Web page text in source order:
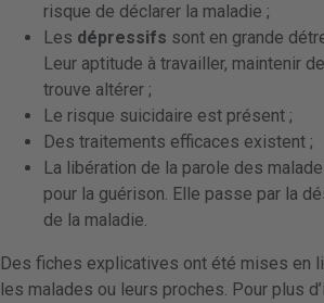
risque de déclarer la maladie ;
Les dépressifs sont en grande
Leur aptitude à travailler, maintenir
trouve altérer ;
Le risque suicidaire est présent ;
Des traitements efficaces existent ;
La libération de la parole des
pour la guérison. Elle passe par la
de la maladie.
Des fiches explicatives ont été mises en
les malades ou leurs proches. Pour plus